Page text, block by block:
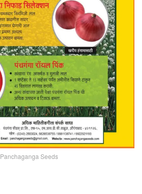
Panchaganga Seeds